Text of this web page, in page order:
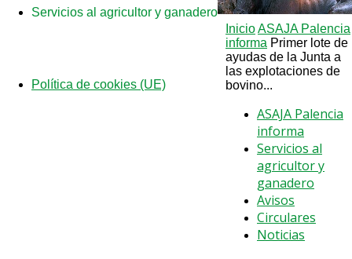
Servicios al agricultor y ganadero
Política de cookies (UE)
InicioASAJA Palencia
informa Primer lote de
ayudas de la Junta a
las explotaciones de
bovino...
ASAJA Palencia
informa
Servicios al
agricultor y
ganadero
Avisos
Circulares
Noticias